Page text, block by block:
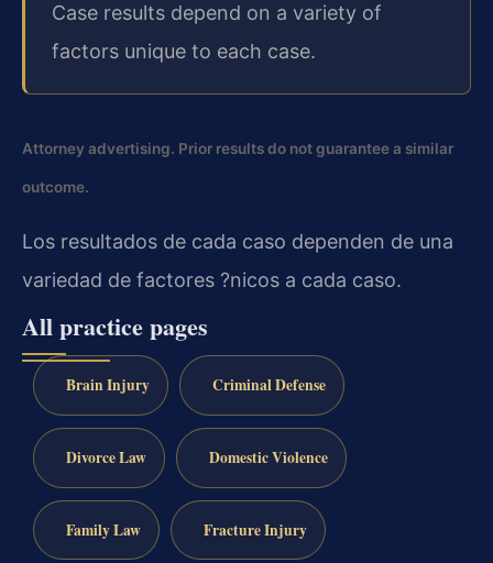
Case results depend on a variety of
factors unique to each case.
Attorney advertising. Prior results do not guarantee a similar
outcome.
Los resultados de cada caso dependen de una
variedad de factores ?nicos a cada caso.
All practice pages
Brain Injury Criminal Defense
Divorce Law Domestic Violence
Family Law Fracture Injury